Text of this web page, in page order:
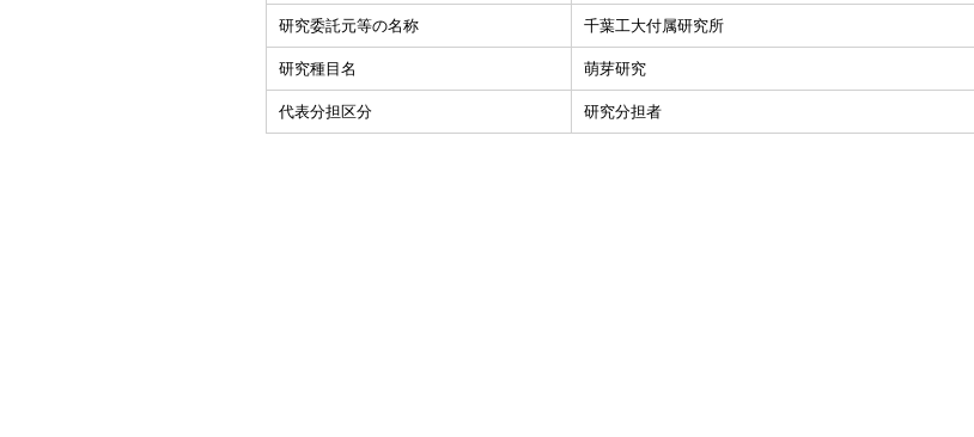
研究委託元等の名称 千葉工大付属研究所
研究種目名 萌芽研究
代表分担区分 研究分担者